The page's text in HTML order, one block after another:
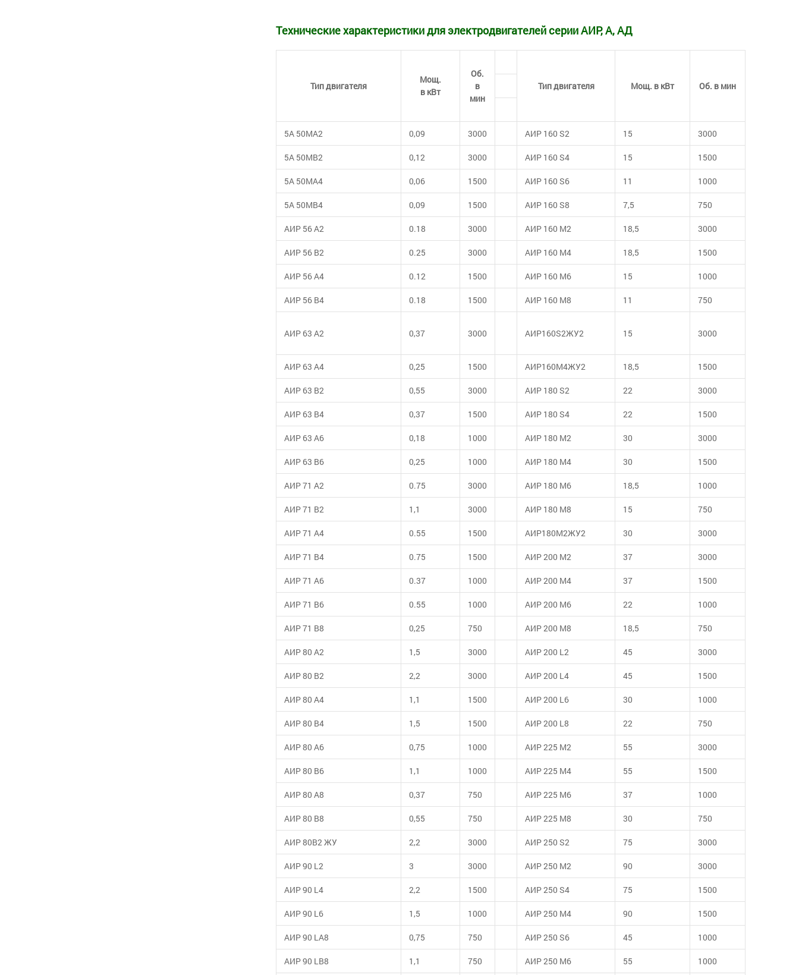
Технические характеристики для электродвигателей серии АИР, А, АД
Типдвигателя
Мощ.
в кВт
Об.
в
мин
Тип двигателя Мощ. в кВт Об. в мин
5А 50МА2 0,09 3000 АИР 160 S2 15 3000
5А 50МВ2 0,12 3000 АИР 160 S4 15 1500
5А 50МА4 0,06 1500 АИР 160 S6 11 1000
5А 50МВ4 0,09 1500 АИР 160 S8 7,5 750
АИР 56 А2 0.18 3000 АИР 160 М2 18,5 3000
АИР 56 В2 0.25 3000 АИР 160 М4 18,5 1500
АИР 56 А4 0.12 1500 АИР 160 М6 15 1000
АИР 56 В4 0.18 1500 АИР 160 М8 11 750
АИР 63 А2 0,37 3000 АИР160S2ЖУ2 15 3000
АИР 63 А4 0,25 1500 АИР160М4ЖУ2 18,5 1500
АИР 63 В2 0,55 3000 АИР 180 S2 22 3000
АИР 63 В4 0,37 1500 АИР 180 S4 22 1500
АИР 63 А6 0,18 1000 АИР 180 М2 30 3000
АИР 63 В6 0,25 1000 АИР 180 М4 30 1500
АИР 71 А2 0.75 3000 АИР 180 М6 18,5 1000
АИР 71 В2 1,1 3000 АИР 180 М8 15 750
АИР 71 А4 0.55 1500 АИР180М2ЖУ2 30 3000
АИР 71 В4 0.75 1500 АИР 200 М2 37 3000
АИР 71 А6 0.37 1000 АИР 200 М4 37 1500
АИР 71 В6 0.55 1000 АИР 200 М6 22 1000
АИР 71 В8 0,25 750 АИР 200 М8 18,5 750
АИР 80 А2 1,5 3000 АИР 200 L2 45 3000
АИР 80 В2 2,2 3000 АИР 200 L4 45 1500
АИР 80 А4 1,1 1500 АИР 200 L6 30 1000
АИР 80 В4 1,5 1500 АИР 200 L8 22 750
АИР 80 А6 0,75 1000 АИР 225 М2 55 3000
АИР 80 В6 1,1 1000 АИР 225 М4 55 1500
АИР 80 А8 0,37 750 АИР 225 М6 37 1000
АИР 80 В8 0,55 750 АИР 225 М8 30 750
АИР 80В2 ЖУ 2,2 3000 АИР 250 S2 75 3000
АИР 90 L2 3 3000 АИР 250 М2 90 3000
АИР 90 L4 2,2 1500 АИР 250 S4 75 1500
АИР 90 L6 1,5 1000 АИР 250 М4 90 1500
АИР 90 LА8 0,75 750 АИР 250 S6 45 1000
АИР 90 LВ8 1,1 750 АИР 250 М6 55 1000